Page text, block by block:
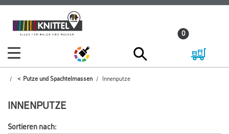
Zum
Inhalt
Zum
Navigationsmenü
0
Putze und Spachtelmassen Innenputze
INNENPUTZE
Sortieren nach: